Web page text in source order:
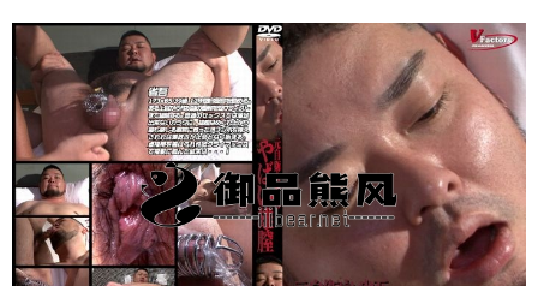
[VFactory]元自衛官 省吾 やばい雄膣
新片推荐 当前隐藏内容需要支付200熊币 已有385